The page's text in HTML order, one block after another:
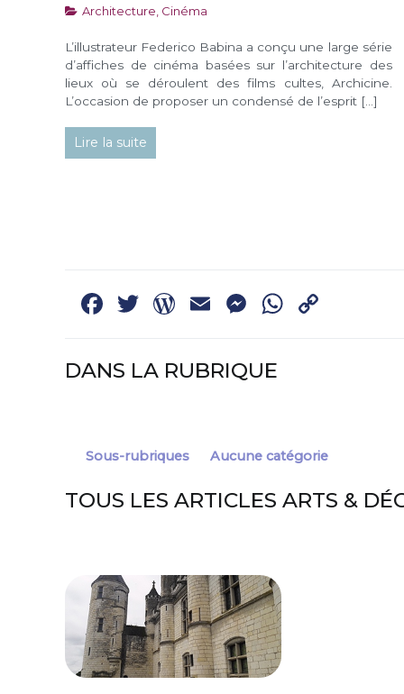
Architecture Cinéma
L’illustrateur Federico Babina a conçu une large série
d’affiches de cinéma basées sur l’architecture des
lieux où se déroulent des films cultes, Archicine.
L’occasion de proposer un condensé de l’esprit […]
Lire la suite
Facebook
Twitter
WordPress
EmailMessenger
DANS LA RUBRIQUE
Sous-rubriques Aucune catégorie
TOUS LES ARTICLES ARTS &